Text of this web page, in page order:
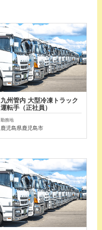
九州管内 大型冷凍トラック
運転手（正社員）
勤務地
鹿児島県鹿児島市